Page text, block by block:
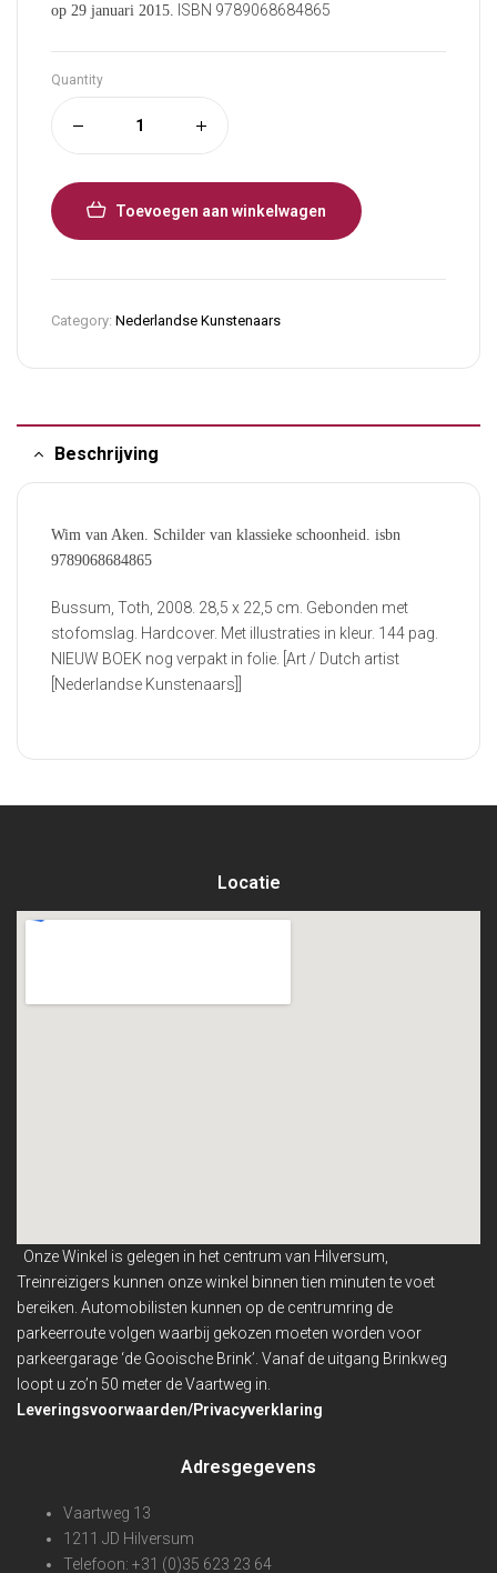
op 29 januari 2015. ISBN 9789068684865
Quantity
Toevoegen aan winkelwagen
Category: Nederlandse Kunstenaars
Beschrijving
Wim van Aken. Schilder van klassieke schoonheid. isbn
9789068684865
Bussum, Toth, 2008. 28,5 x 22,5 cm. Gebonden met
stofomslag. Hardcover. Met illustraties in kleur. 144 pag.
NIEUW BOEK nog verpakt in folie. [Art / Dutch artist
[Nederlandse Kunstenaars]]
Locatie
Onze Winkel is gelegen in het centrum van Hilversum,
Treinreizigers kunnen onze winkel binnentien minuten te voet
bereiken. Automobilisten kunnen op de centrumring de
parkeerroute volgen waarbij gekozen moeten worden voor
parkeergarage ‘de Gooische Brink’. Vanaf de uitgang Brinkweg
loopt u zo’n 50 meter de Vaartweg in.
Leveringsvoorwaarden/Privacyverklaring
Adresgegevens
Vaartweg 13
1211 JD Hilversum
Telefoon: +31 (0)35 623 23 64